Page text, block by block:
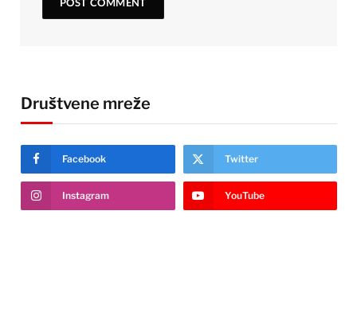
Društvene mreže
Facebook Twitter
Instagram YouTube